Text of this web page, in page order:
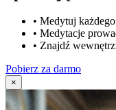
• Medytuj
• Medytacje
• Znajdź
Pobierz za darmo
×